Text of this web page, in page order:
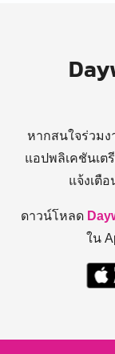
หากสนใจร่วมง
แอปพลิเคชันเต
แจ้งเตื
ดาวน์โหลด
ใน